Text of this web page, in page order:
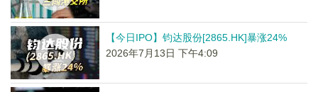
【今日IPO】钧达股份[2865.HK]暴涨24%
2026年7月13日 下午4:09